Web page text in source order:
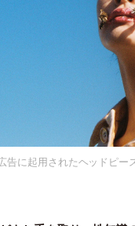
告に起用されたヘッドピ
告に起用されたヘッドピ